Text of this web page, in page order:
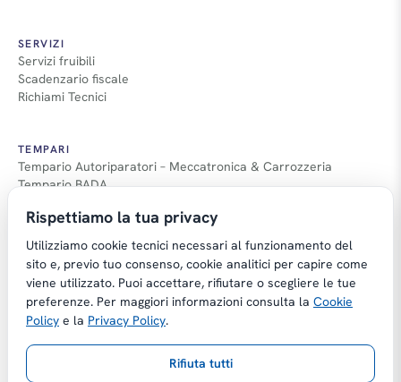
SERVIZI
Servizi fruibili
Scadenzario fiscale
Richiami Tecnici
TEMPARI
Tempario Autoriparatori – Meccatronica & Carrozzeria
Tempario BADA
Guida Applicazione Tempi
Copyright © Tempario.it | Powered by
Planus Group Srl - P.I. IT03584100238
Gestito da Giancarmelo Pittalà
Rispettiamo la tua privacy
Utilizziamo cookie tecnici necessari al funzionamento del
sito e, previo tuo consenso, cookie analitici per capire come
viene utilizzato. Puoi accettare, rifiutare o scegliere le tue
preferenze. Per maggiori informazioni consulta la Cookie
Policy e la Privacy Policy.
Rifiuta tutti